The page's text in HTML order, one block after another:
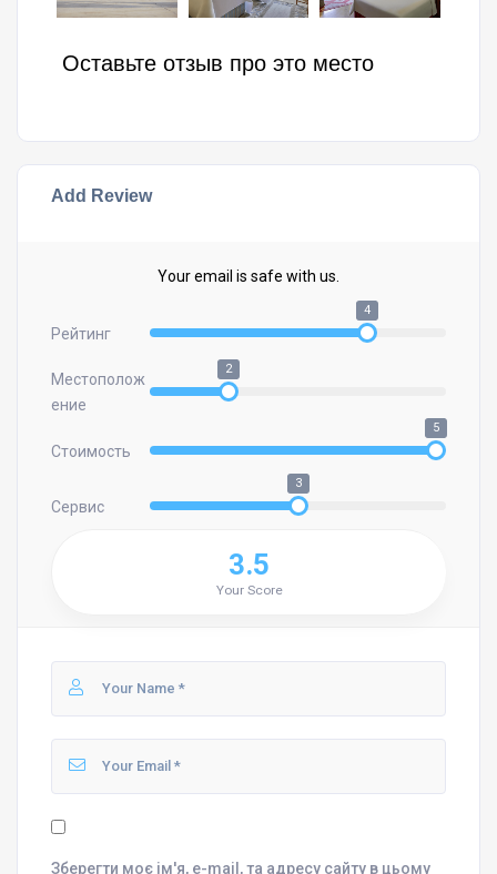
Оставьте отзыв про это место
Add Review
Your email is safe with us.
Рейтинг
4
Местополож
ение
2
Стоимость
5
Сервис
3
3.5
Your Score
Зберегти моє ім'я, e-mail, та адресу сайту в цьому